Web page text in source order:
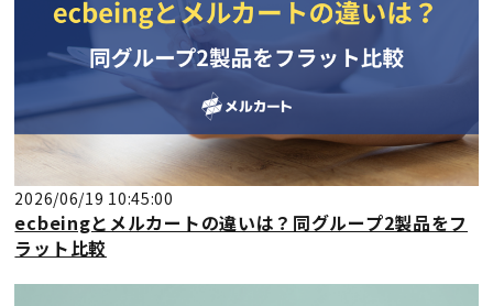
2026/06/19 10:45:00
ecbeingとメルカートの違いは？同グループ2製品をフ
ラット比較